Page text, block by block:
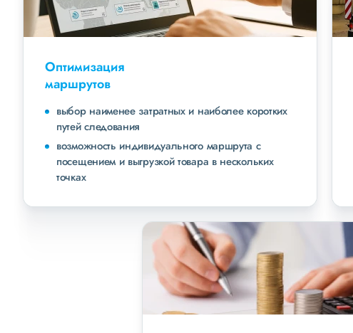
Оптимизация
маршрутов
выбор наименее затратных и наиболее коротких
путей следования
возможность индивидуального маршрута с
посещением и выгрузкой товара в нескольких
точках